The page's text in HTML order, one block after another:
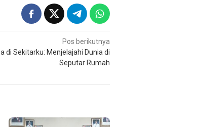
Pos berikutnya
di Sekitarku: Menjelajahi Dunia di
Seputar Rumah